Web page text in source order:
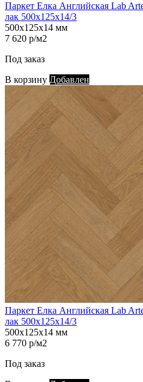
Паркет Елка Английская Lab
лак 500х125х14/3
500х125х14 мм
7 620 р/м2
Под заказ
В корзину Добавлен
Паркет Елка Английская Lab
лак 500х125х14/3
500х125х14 мм
6 770 р/м2
Под заказ